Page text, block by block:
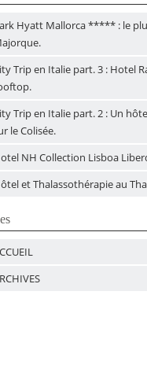
Hyatt Mallorca ***** : le
Trip en Italie part. 3 : Hotel
Trip en Italie part. 2 : Un
le Colisée.
NH Collection Lisboa
et Thalassothérapie au